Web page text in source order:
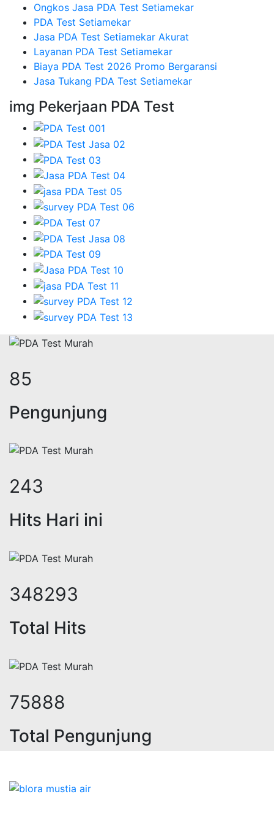
Ongkos Jasa PDA Test Setiamekar
PDA Test Setiamekar
Jasa PDA Test Setiamekar Akurat
Layanan PDA Test Setiamekar
Biaya PDA Test 2026 Promo Bergaransi
Jasa Tukang PDA Test Setiamekar
img Pekerjaan PDA Test
105
Pengunjung
298
Hits Hari ini
426481
Total Hits
92925
Total Pengunjung